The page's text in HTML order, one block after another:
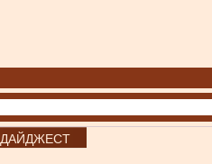
ДАЙДЖЕСТ